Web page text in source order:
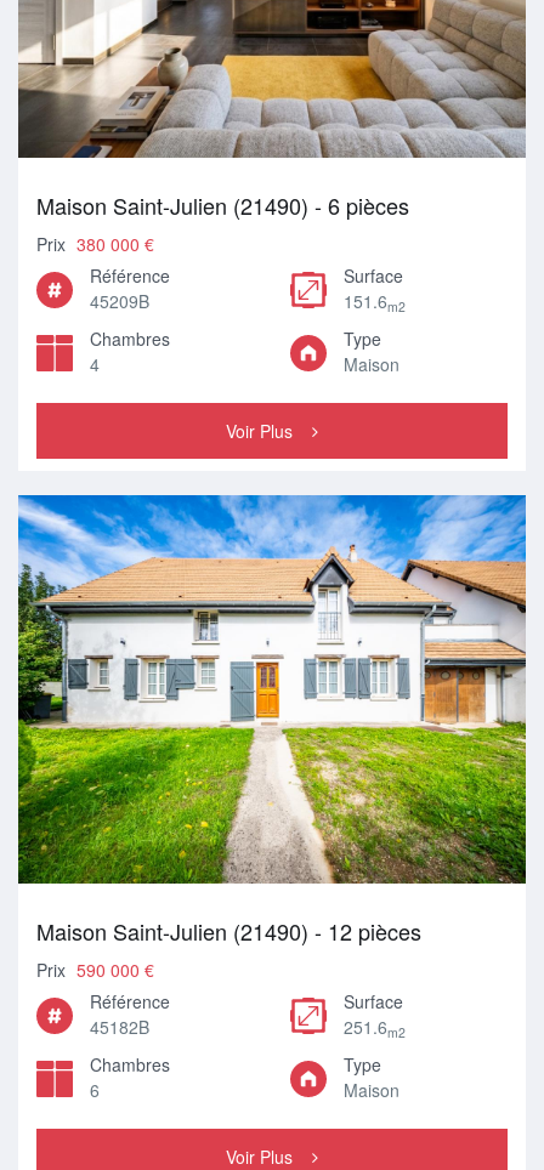
Maison Saint-Julien (21490) - 6 pièces
Prix 380 000 €
Référence
45209B
Surface
151.6m2
Chambres
4
Type
Maison
Voir Plus
Maison Saint-Julien (21490) - 12 pièces
Prix 590 000 €
Référence
45182B
Surface
251.6m2
Chambres
6
Type
Maison
Voir Plus